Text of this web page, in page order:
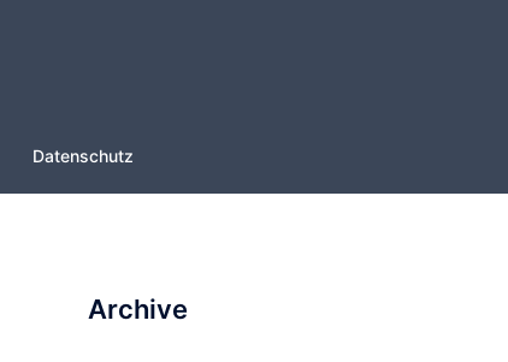
Datenschutz
Archive